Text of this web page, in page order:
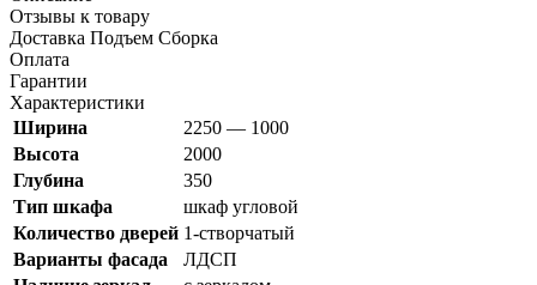
Отзывы к товару
Доставка Подъем Сборка
Оплата
Гарантии
Характеристики
Ширина
2250 — 1000
Высота
2000
Глубина
350
Тип шкафа
шкаф угловой
Количество дверей 1-створчатый
Варианты фасада
ЛДСП